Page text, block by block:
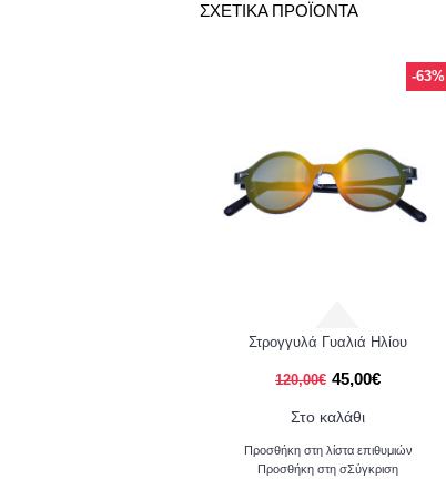
ΣΧΕΤΙΚΑ ΠΡΟΪΟΝΤΑ
-63%
Στρογγυλά Γυαλιά Ηλίου
120,00€ 45,00€
Στο καλάθι
Προσθήκη στη λίστα επιθυμιών
Προσθήκη στη σΣύγκριση